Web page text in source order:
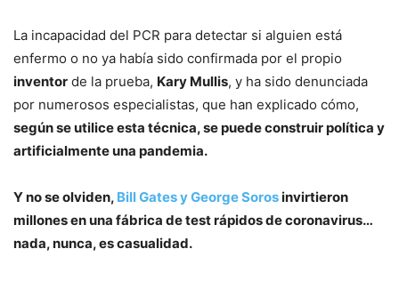
La incapacidad del PCR para detectar si alguien está
enfermo o no ya había sido confirmada por el propio
inventor de la prueba, Kary Mullis, y ha sido denunciada
por numerosos especialistas, que han explicado cómo,
según se utilice esta técnica, se puede construir política y
artificialmente una pandemia.
Y no se olviden, Bill Gates y George Sorosinvirtieron
millones en una fábrica de test rápidos de coronavirus…
nada, nunca, es casualidad.